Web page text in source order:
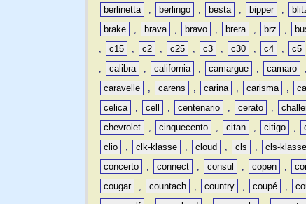
berlinetta
, berlingo , besta , bipper ,
brake
, brava , bravo , brera , brz ,
,
c15 , c2 , c25 , c3 , c30 , c4 , c5
,
calibra , california , camargue , camaro ,
caravelle
, carens , carina , carisma ,
celica
, cell , centenario , cerato ,
chevrolet
, cinquecento , citan , citigo ,
clio
, clk-klasse , cloud , cls , cls-klasse
concerto
, connect , consul , copen ,
cougar
, countach , country , coupé ,